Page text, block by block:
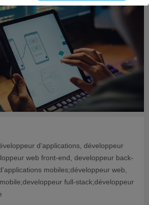
d'applications, développeur
web front-end, developpeur back-
mobiles;développeur web,
full-stack;développeur